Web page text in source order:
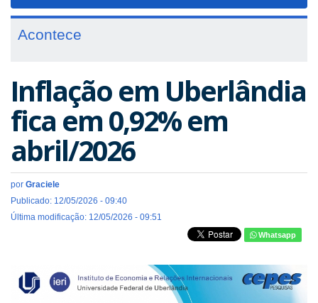
Acontece
Inflação em Uberlândia
fica em 0,92% em
abril/2026
por Graciele
Publicado: 12/05/2026 - 09:40
Última modificação: 12/05/2026 - 09:51
Whatsapp